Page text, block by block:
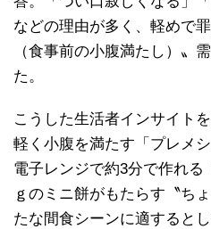
などの理由が多く、軽めで
（食事前の小腹満たし）〟
た。
こうした生活者インサイト
軽く小腹を満たす「プレメ
電子レンジで約3分で作れ
ｇのミニ餅がもたらす〝ち
たな間食シーンに適するとし